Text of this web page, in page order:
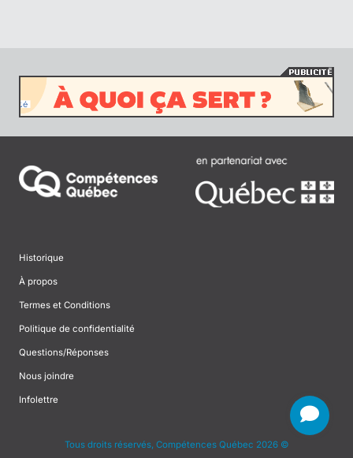
Historique
À propos
Termes et Conditions
Politique de confidentialité
Questions/Réponses
Nous joindre
Infolettre
Tous droits réservés, Compétences Québec 2026 ©